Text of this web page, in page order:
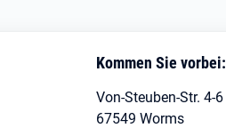
Kommen Sie vorbei:
Von-Steuben-Str. 4-6
67549 Worms